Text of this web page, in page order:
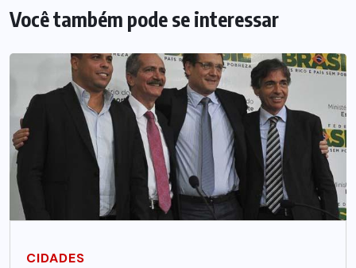
Você também pode se interessar
CIDADES